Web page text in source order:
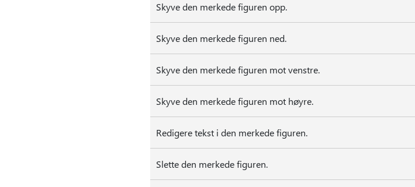
Skyve den merkede figuren opp.
Skyve den merkede figuren ned.
Skyve den merkede figuren mot venstre.
Skyve den merkede figuren mot høyre.
Redigere tekst i den merkede figuren.
Slette den merkede figuren.